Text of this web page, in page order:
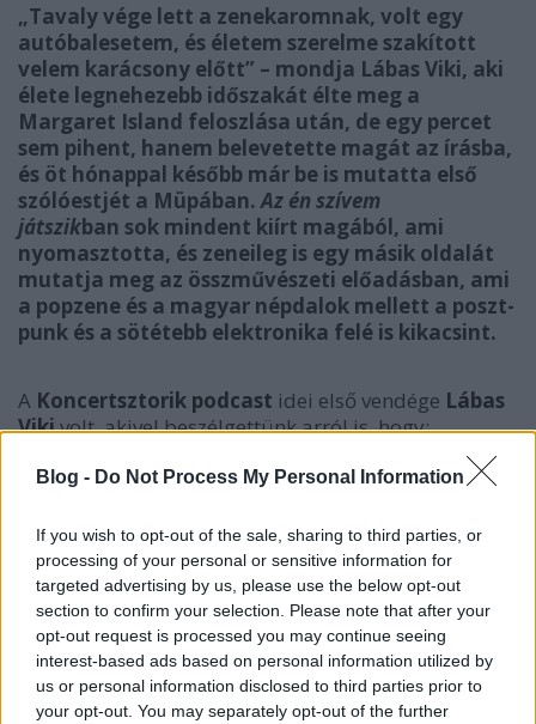
Blog - Do Not Process My Personal Information
If you wish to opt-out of the sale, sharing to third parties, or
processing of your personal or sensitive information for
targeted advertising by us, please use the below opt-out
section to confirm your selection. Please note that after your
opt-out request is processed you may continue seeing
interest-based ads based on personal information utilized by
us or personal information disclosed to third parties prior to
your opt-out. You may separately opt-out of the further
„Tavaly vége lett a zenekaromnak, volt egy
autóbalesetem, és életem szerelme szakított
velem karácsony előtt” – mondja Lábas Viki, aki
élete legnehezebb időszakát élte meg a
Margaret Island feloszlása után, de egy percet
sem pihent, hanem belevetette magát az írásba,
és öt hónappal később már be is mutatta első
szólóestjét a Müpában.Az én szívem
játszikban sok mindent kiírt magából, ami
nyomasztotta, és zeneileg is egy másik oldalát
mutatja meg az összművészeti előadásban, ami
a popzene és a magyar népdalok mellett a poszt-
punk és a sötétebb elektronika felé is kikacsint.
A Koncertsztorik podcast idei első vendége Lábas
Vikivolt, akivel beszélgettünk arról is, hogy:
– hogyan élte meg aMargaret Islandfeloszlását és
– miért nem tudott pihenni utána, és hogyan rakott
össze az alkotótársaival pár hónap alatt egy teljes
lemezanyagot és egy komplex tánckoreográfiával
teli előadást,
– miért volt brutális, amit a zenekara feloszlása
után, szólóelőadóként a szakmától kapott,